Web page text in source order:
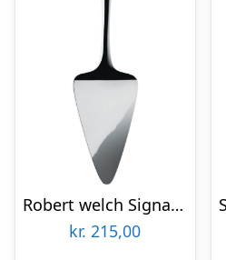
Robert welch Signature Kagespade
kr. 215,00